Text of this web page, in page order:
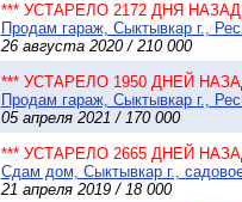
*** УСТАРЕЛО 2172 ДНЯ НАЗАД
Продам гараж, Сыктывкар г.,
26 августа 2020 / 210 000
*** УСТАРЕЛО 1950 ДНЕЙ
Продам гараж, Сыктывкар г.,
05 апреля 2021 / 170 000
*** УСТАРЕЛО 2665 ДНЕЙ
Сдам дом, Сыктывкар г.,
21 апреля 2019 / 18 000